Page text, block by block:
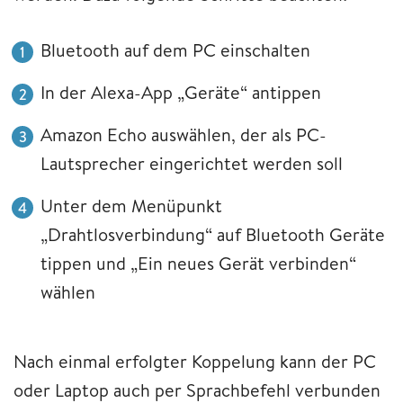
Bluetooth auf dem PC einschalten
In der Alexa-App „Geräte“ antippen
Amazon Echo auswählen, der als PC-
Lautsprecher eingerichtet werden soll
Unter dem Menüpunkt
„Drahtlosverbindung“ auf Bluetooth Geräte
tippen und „Ein neues Gerät verbinden“
wählen
Nach einmal erfolgter Koppelung kann der PC
oder Laptop auch per Sprachbefehl verbunden